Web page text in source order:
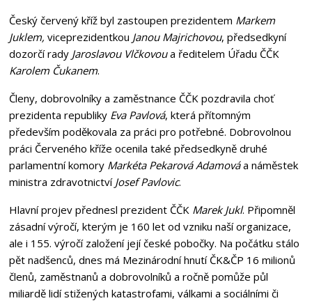
Český červený kříž byl zastoupen prezidentem Markem
Juklem, viceprezidentkou Janou Majrichovou, předsedkyní
dozorčí rady Jaroslavou Vlčkovoua ředitelem Úřadu ČČK
Karolem Čukanem.
Členy, dobrovolníky a zaměstnance ČČK pozdravila choť
prezidenta republiky Eva Pavlová, která přítomným
především poděkovala za práci pro potřebné. Dobrovolnou
práci Červeného kříže ocenila také předsedkyně druhé
parlamentní komory Markéta Pekarová Adamováa náměstek
ministra zdravotnictví Josef Pavlovic.
Hlavní projev přednesl prezident ČČK Marek Jukl. Připomněl
zásadní výročí, kterým je 160 let od vzniku naší organizace,
ale i 155. výročí založení její české pobočky. Na počátku stálo
pět nadšenců, dnes má Mezinárodní hnutí ČK&ČP 16 milionů
členů, zaměstnanů a dobrovolníků a ročně pomůže půl
miliardě lidí stižených katastrofami, válkami a sociálními či